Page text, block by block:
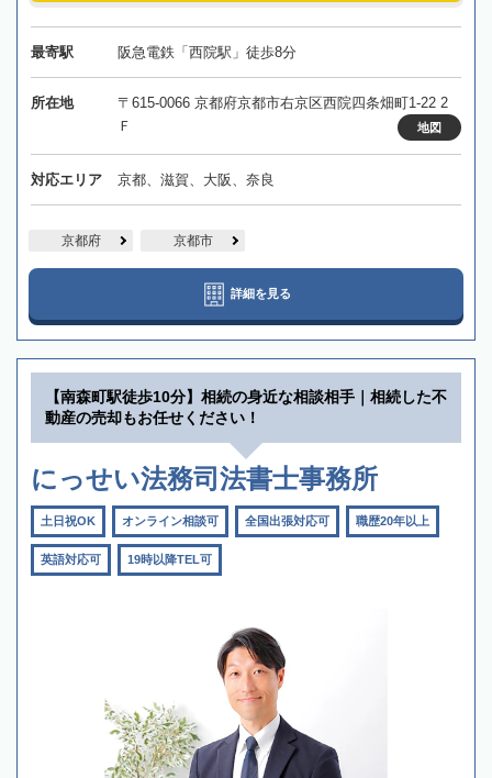
最寄駅 阪急電鉄「西院駅」徒歩8分
所在地
〒615-0066 京都府京都市右京区西院四条畑町1-22 2
Ｆ
地図
対応エリア 京都、滋賀、大阪、奈良
京都府 京都市
詳細を見る
【南森町駅徒歩10分】相続の身近な相談相手｜相続した不
動産の売却もお任せください！
にっせい法務司法書士事務所
土日祝OK オンライン相談可 全国出張対応可 職歴20年以上
英語対応可 19時以降TEL可